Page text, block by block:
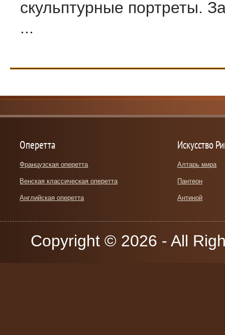
скульптур­ные портреты.
...
Оперетта
Французская оперетта
Венская классическая оперетта
Английская оперетта
Искусство
Алтарь мира
Пантеон
Антиной
Copyright © 2026 - All